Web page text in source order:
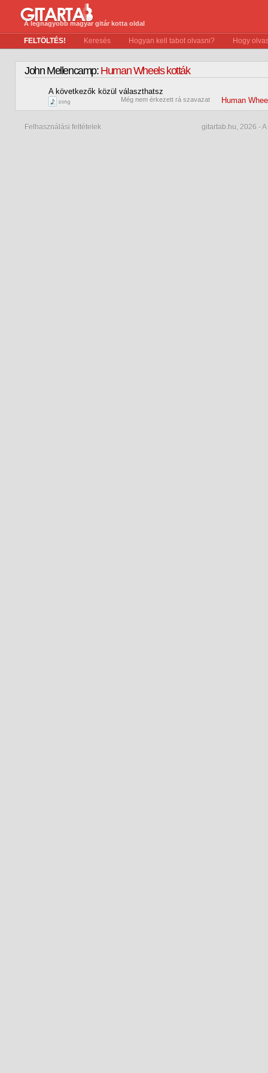
A legnagyobb magyar gitár kotta oldal
FELTÖLTÉS! Keresés Hogyan kell tabot olvasni? Hogy
John Mellencamp:Human Wheels kották
A következők közül választhatsz
Még nem érkezett rá szavazat Human
Felhasználási feltételek gitartab.hu, 2026 -